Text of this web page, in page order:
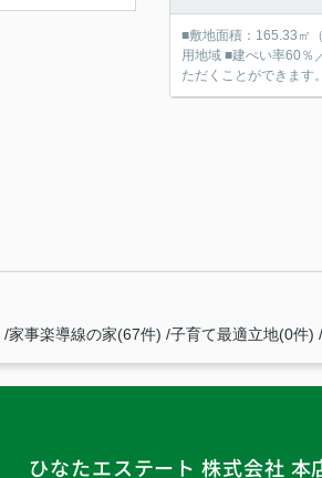
■敷地面積：165.33㎡（
用地域 ■建ぺい率60％／容積率200％ 住まいに関するお客様のお考え、お悩みは実際にお会いして、 お話しさせていただくことでより理解を深めてい
ただくことができます
家事楽導線の家(67件) 子育て最適立地(0件)
ひなたエステート 株式会社 本